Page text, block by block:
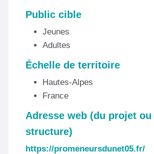
Public cible
Jeunes
Adultes
Échelle de territoire
Hautes-Alpes
France
Adresse web (du projet ou
structure)
https://promeneursdunet05.fr/